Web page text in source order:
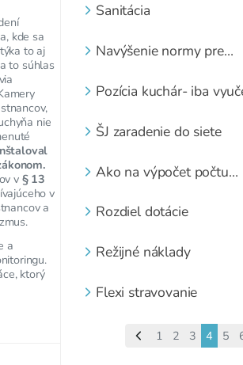
kde sa
to aj
to súhlas
nie
v § 13
v
a
a
ktorý
Sanitácia
Navýšenie normy pre
Pozícia kuchár- iba
ŠJ zaradenie do siete
Ako na výpočet počtu
Rozdiel dotácie
Režijné náklady
Flexi stravovanie
1 2 3 4 5